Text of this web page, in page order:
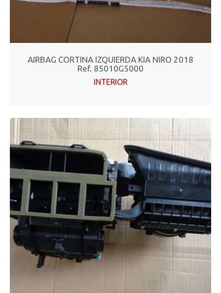
AIRBAG CORTINA IZQUIERDA KIA NIRO 2018
Ref. 85010G5000
INTERIOR